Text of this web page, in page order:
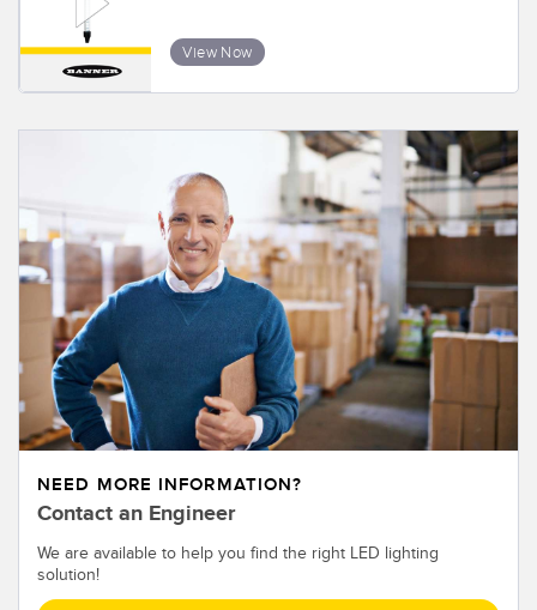
View Now
NEED MORE INFORMATION?
Contact an Engineer
We are available to help you find the right LED lighting
solution!